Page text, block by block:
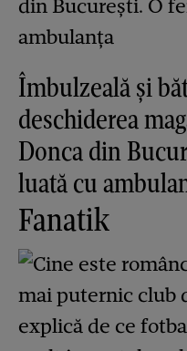
Îmbulzeală și
deschiderea
Donca din
luată cu
Fanatik